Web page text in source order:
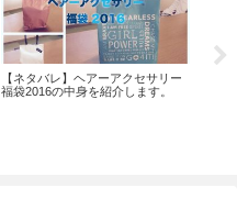
【ネタバレ】ヘアーアクセサリー
福袋2016の中身を紹介します。